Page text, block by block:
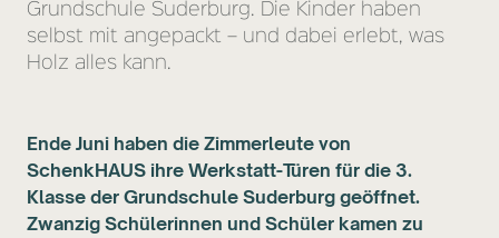
Grundschule Suderburg. Die Kinder haben
selbst mit angepackt – und dabei erlebt, was
Holz alles kann.
Ende Juni haben die Zimmerleute von
SchenkHAUS ihre Werkstatt-Türen für die 3.
Klasse der Grundschule Suderburg geöffnet.
Zwanzig Schülerinnen und Schüler kamen zu